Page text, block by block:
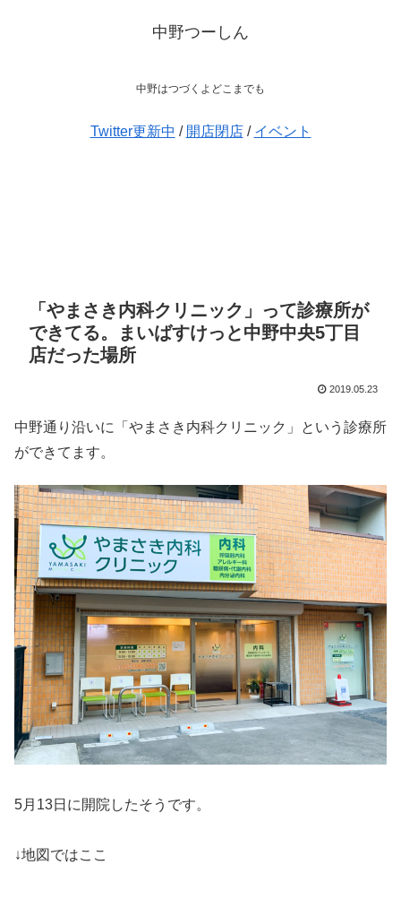
中野つーしん
中野はつづくよどこまでも
Twitter更新中 / 開店閉店/ イベント
「やまさき内科クリニック」って診療所が
できてる。まいばすけっと中野中央5丁目
店だった場所
2019.05.23
中野通り沿いに「やまさき内科クリニック」という診療所
ができてます。
5月13日に開院したそうです。
↓地図ではここ